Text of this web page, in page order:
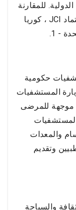
للمقارنة
، يوجد في إسرائيل 30 مستشفى مع اعتماد JCI ، كوريا
حكومية
المستشفيات
موجهة للمرضى
والمعدات
وتقديم
والسياحة